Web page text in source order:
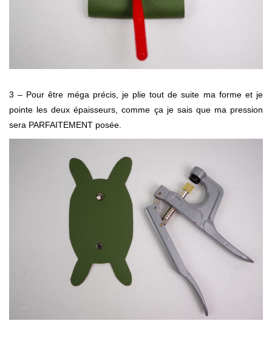
3 – Pour être méga précis, je plie tout de suite ma forme et je
pointe les deux épaisseurs, comme ça je sais que ma pression
sera PARFAITEMENT posée.